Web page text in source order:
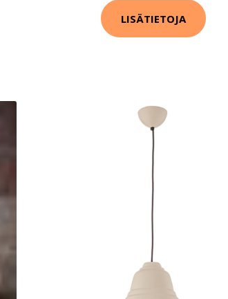
LISÄTIETOJA